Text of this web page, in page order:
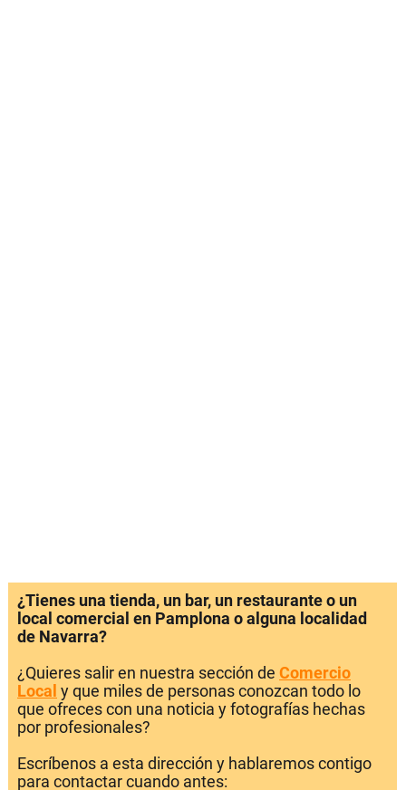
¿Tienes una tienda, un bar, un restaurante o un
local comercial en Pamplona o alguna localidad
de Navarra?
¿Quieres salir en nuestra sección de Comercio
Local y que miles de personas conozcan todo lo
que ofreces con una noticia y fotografías hechas
por profesionales?
Escríbenos a esta dirección y hablaremos contigo
para contactar cuando antes: